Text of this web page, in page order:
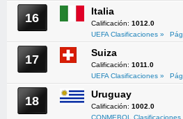
16 Italia
Calificación: 1012.0
UEFA Clasificaciones »
17 Suiza
Calificación: 1011.0
UEFA Clasificaciones »
18 Uruguay
Calificación: 1002.0
CONMEBOL Clasificaciones